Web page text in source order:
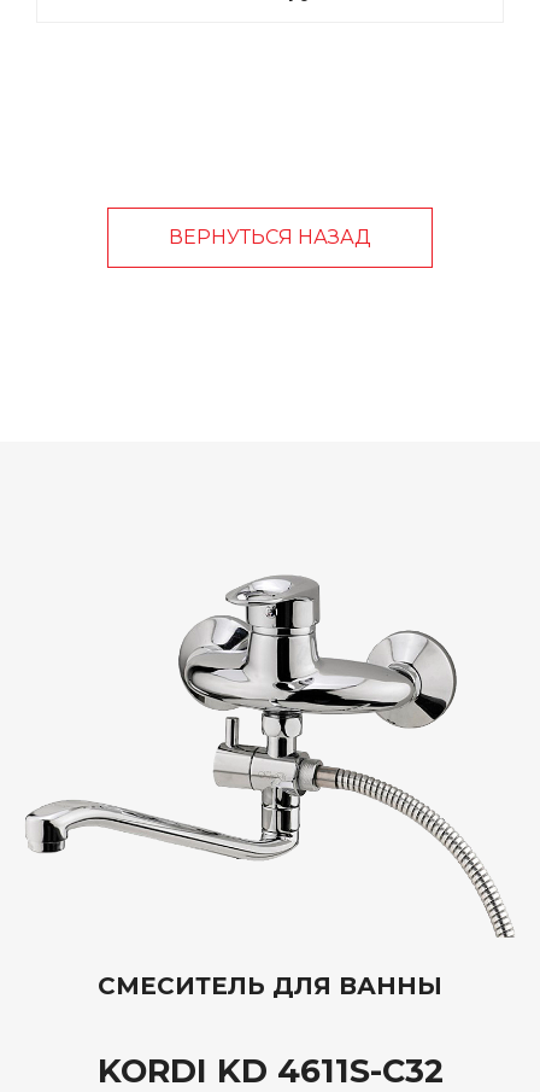
ВЕРНУТЬСЯ НАЗАД
СМЕСИТЕЛЬ ДЛЯ ВАННЫ
KORDI KD 4611S-C32